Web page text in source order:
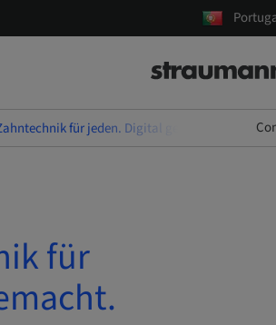
für jeden. Digital gedacht. Exzellent
für